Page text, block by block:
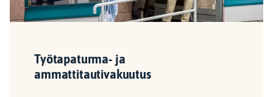
Työtapaturma- ja
ammattitautivakuutus